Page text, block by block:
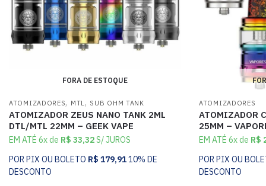
FORA DE ESTOQUE
ATOMIZADORES, MTL, SUB OHM TANK
ATOMIZADOR ZEUS NANO TANK 2ML
DTL/MTL 22MM – GEEK VAPE
EM ATÉ 6x de R$ 33,32S/ JUROS
POR PIX OU BOLETO R$ 179,9110% DE
DESCONTO
ATOMIZADORES
ATOMIZADOR
25MM –
EM ATÉ 6x de R$
POR PIX OU
DESCONTO